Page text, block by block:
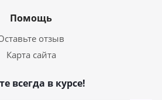
Помощь
отзыв
Карта сайта
всегда в курсе!